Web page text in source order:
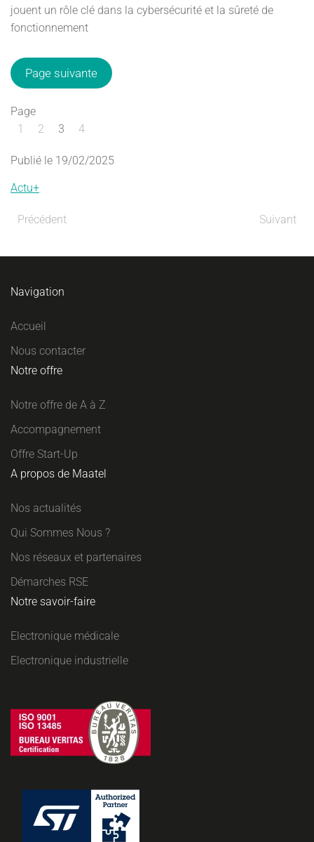
jouent un rôle clé dans la cybersécurité et la sûreté de
fonctionnement
Page suivante
Page
1
2 3 4
Publié le 19/02/2025
Actu+
Précédent Suivant
Navigation
Accueil
Nous contacter
Notre offre
Notre offre de A à Z
Accompagnement
Offre Start-Up
A propos de Maatel
Nos actualités
Qui Sommes Nous ?
Nos réseaux et partenaires
Démarches RSE
Notre savoir-faire
Electronique médicale
Electronique industrielle